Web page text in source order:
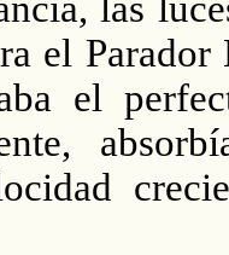
el
el